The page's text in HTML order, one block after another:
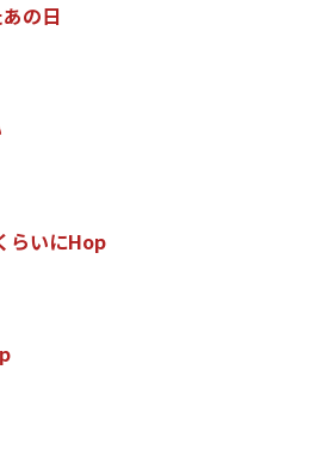
あの日
らいにHop